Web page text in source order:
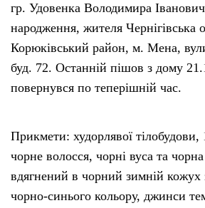
гр. Удовенка Володимира
народження, жителя Чернігівська
Корюківський район, м. Мена,
буд. 72. Останній пішов з дому
повернувся по теперішній час.
Прикмети: худорлявої
чорне волосся, чорні вуса та
вдягнений в чорний зимній кожух
чорно-синього кольору, джинси